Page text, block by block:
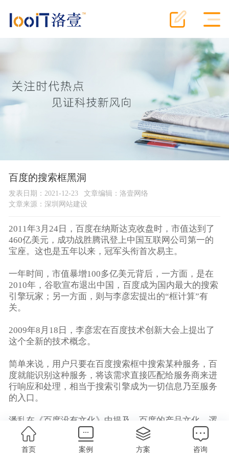
百度的搜索框黑洞
发表日期：2021-12-23
文章编辑：洛壹网络
文章来源： 深圳网站建设
2011年3月24日，百度在纳斯达克收盘时，市值达到了
460亿美元，成功战胜腾讯登上中国互联网公司第一的
宝座。这也是五年以来，冠军头衔首次易主。
一年时间，市值暴增100多亿美元背后，一方面，是在
2010年，谷歌宣布退出中国，百度成为国内最大的搜索
引擎玩家；另一方面，则与李彦宏提出的“框计算”有
关。
2009年8月18日，李彦宏在百度技术创新大会上提出了
这个全新的技术概念。
简单来说，用户只要在百度搜索框中搜索某种服务，百
度就能识别这种服务，将该需求直接匹配给服务商来进
行响应和处理，相当于搜索引擎成为一切信息乃至服务
的入口。
潘乱在《百度没有文化》中提及，百度的产品文化，逻
辑是“互联网所有需求都会在搜索的框里面表达”，一定
程度上，“框计算”就是该思想之下诞生的产物。
首页 案例 方案 咨询